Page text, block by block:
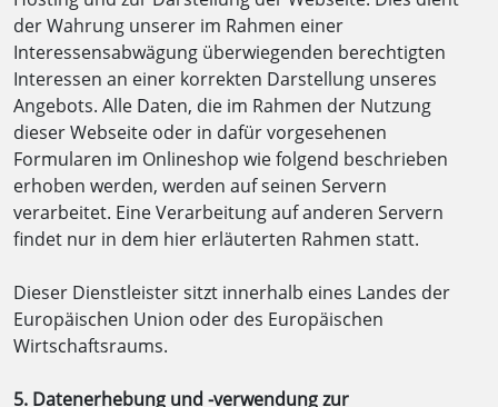
der Wahrung unserer im Rahmen einer
Interessensabwägung überwiegenden berechtigten
Interessen an einer korrekten Darstellung unseres
Angebots. Alle Daten, die im Rahmen der Nutzung
dieser Webseite oder in dafür vorgesehenen
Formularen im Onlineshop wie folgend beschrieben
erhoben werden, werden auf seinen Servern
verarbeitet. Eine Verarbeitung auf anderen Servern
findet nur in dem hier erläuterten Rahmen statt.
Dieser Dienstleister sitzt innerhalb eines Landes der
Europäischen Union oder des Europäischen
Wirtschaftsraums.
5. Datenerhebung und -verwendung zur